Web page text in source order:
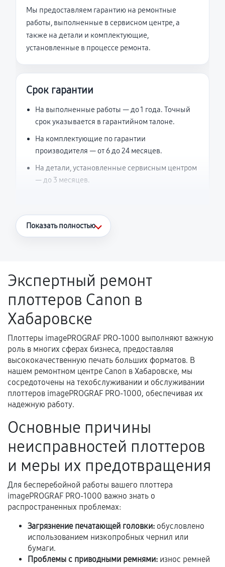
Мы предоставляем гарантию на ремонтные
работы, выполненные в сервисном центре, а
также на детали и комплектующие,
установленные в процессе ремонта.
Срок гарантии
На выполненные работы — до 1 года. Точный
срок указывается в гарантийном талоне.
На комплектующие по гарантии
производителя — от 6 до 24 месяцев.
На детали, установленные сервисным центром
— до 3 месяцев.
Что считается гарантийным случаем
Поломка установленной детали при
нормальной эксплуатации в течение
гарантийного срока.
Несоответствие комплектующей заявленным
техническим характеристикам.
Документы для подтверждения
гарантии
Гарантийный талон.
Акт выполненных работ с датой, перечнем
Документы на установленные комплектующие
и кассовый чек.
Расширенная гарантия
В некоторых случаях возможно оформление
расширенной гарантии. Стоимость, сроки и
условия продления согласовываются отдельно и
Показать полностью
Экспертный ремонт
плоттеров Canon в
Хабаровске
Плоттеры imagePROGRAF PRO-1000 выполняют важную
роль в многих сферах бизнеса, предоставляя
высококачественную печать больших форматов. В
нашем ремонтном центре Canon в Хабаровске, мы
сосредоточены на техобслуживании и обслуживании
плоттеров imagePROGRAF PRO-1000, обеспечивая их
надежную работу.
Основные причины
неисправностей плоттеров
и меры их предотвращения
Для бесперебойной работы вашего плоттера
imagePROGRAF PRO-1000 важно знать о
распространенных проблемах:
Загрязнение печатающей головки: обусловлено
использованием низкопробных чернил или
бумаги.
Проблемы с приводными ремнями: износ ремней